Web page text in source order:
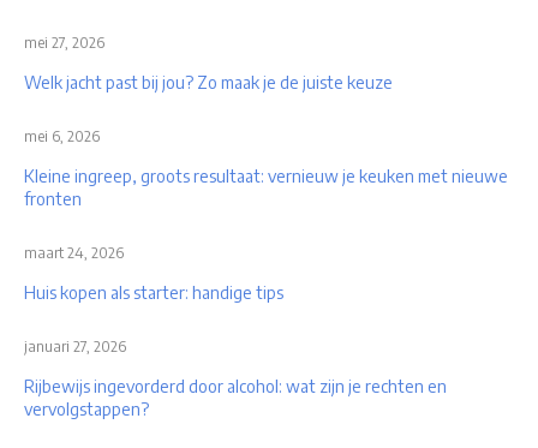
Welk jacht past bij jou? Zo maak je de juiste keuze
mei 27, 2026
Kleine ingreep, groots resultaat: vernieuw je keuken met nieuwe
fronten
mei 6, 2026
Huis kopen als starter: handige tips
maart 24, 2026
Rijbewijs ingevorderd door alcohol: wat zijn je rechten en
vervolgstappen?
januari 27, 2026